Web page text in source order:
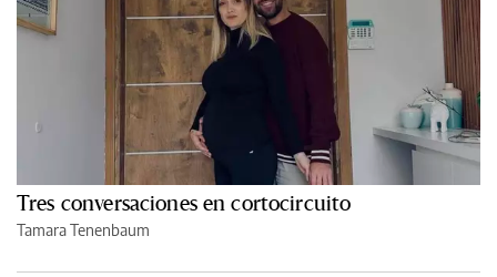
Tres conversaciones en cortocircuito
Tamara Tenenbaum